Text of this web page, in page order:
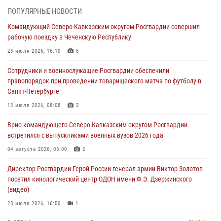
Рэпер ST посетил раненых росгвардейцев в Главном военном
07 августа 2026, 11:18
Патриотическая акция «Каникулы с Росгвардией» прошла в
07 августа 2026, 11:00
В Ставрополе офицеры Росгвардии стали участниками пресс-
конференции по вопросам в сфере оборота оружия
Мурал памяти военнослужащего Росгвардии открыли в Астрахани
07 августа 2026, 10:13
ПОПУЛЯРНЫЕ НОВОСТИ
Командующий Северо-Кавказским округом Росгвардии совершил
рабочую поездку в Чеченскую Республику
23 июля 2026, 16:10 6
Сотрудники и военнослужащие Росгвардии обеспечили
правопорядок при проведении товарищеского матча по футболу в
Санкт-Петербурге
13 июля 2026, 08:08 2
Врио командующего Северо-Кавказским округом Росгвардии
встретился с выпускниками военных вузов 2026 года
04 августа 2026, 05:00 2
Директор Росгвардии Герой России генерал армии Виктор Золотов
посетил кинологический центр ОДОН имени Ф.Э. Дзержинского
(видео)
28 июля 2026, 16:50 1